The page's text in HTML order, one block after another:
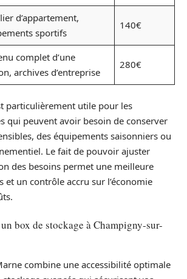
d’appartement,
sportifs
140€
complet d’une
archives d’entreprise
280€
particulièrement utile pour les
qui peuvent avoir besoin de conserver
des équipements saisonniers ou
Le fait de pouvoir ajuster
des besoins permet une meilleure
et un contrôle accru sur l’économie
box de stockage à Champigny-sur-
combine une accessibilité optimale